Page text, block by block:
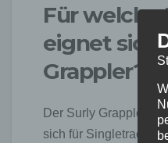
Für welche
eignet sich
Grappler?
Der Surly Grappler ist
sich für Singletracks,